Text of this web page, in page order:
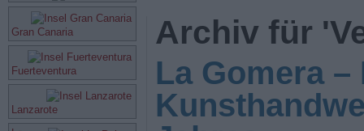
Gran Canaria
Fuerteventura
Lanzarote
Archiv für
La Gomera –